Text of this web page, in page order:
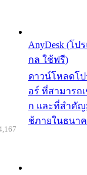
AnyDesk (โป
กล ใช้ฟรี)
ดาวน์โหลดโ
อร์ ที่สามารถ
ก และที่สำคัญ
ช้ภายในธนา